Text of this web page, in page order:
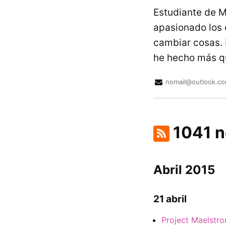
Estudiante de
apasionado los
cambiar cosas.
he hecho más
1041
Abril 2015
21 abril
Project